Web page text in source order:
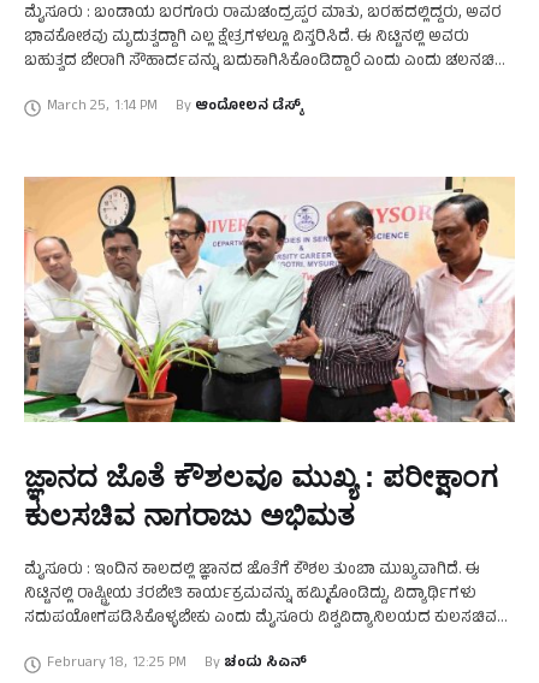
ಮೈಸೂರು : ಬಂಡಾಯ ಬರಗೂರು ರಾಮಚಂದ್ರಪ್ಪರ ಮಾತು, ಬರಹದಲ್ಲಿದ್ದರು, ಅವರ
ಭಾವಕೋಶವು ಮೃದುತ್ವದ್ದಾಗಿ ಎಲ್ಲ ಕ್ಷೇತ್ರಗಳಲ್ಲೂ ವಿಸ್ತರಿಸಿದೆ. ಈ ನಿಟ್ಟಿನಲ್ಲಿ ಅವರು
ಬಹುತ್ವದ ಬೇರಾಗಿ ಸೌಹಾರ್ದವನ್ನು ಬದುಕಾಗಿಸಿಕೊಂಡಿದ್ದಾರೆ ಎಂದು ಎಂದು ಚಲನಚಿತ್ರ
March 25, 1:14 PM By ಆಂದೋಲನ ಡೆಸ್ಕ್
ಜ್ಞಾನದ ಜೊತೆ ಕೌಶಲವೂ ಮುಖ್ಯ : ಪರೀಕ್ಷಾಂಗ
ಕುಲಸಚಿವ ನಾಗರಾಜು ಅಭಿಮತ
ಮೈಸೂರು : ಇಂದಿನ ಕಾಲದಲ್ಲಿ ಜ್ಞಾನದ ಜೊತೆಗೆ ಕೌಶಲ ತುಂಬಾ ಮುಖ್ಯವಾಗಿದೆ. ಈ
ನಿಟ್ಟಿನಲ್ಲಿ ರಾಷ್ಟ್ರೀಯ ತರಬೇತಿ ಕಾರ್ಯಕ್ರಮವನ್ನು ಹಮ್ಮಿಕೊಂಡಿದ್ದು, ವಿದ್ಯಾರ್ಥಿಗಳು
ಸದುಪಯೋಗಪಡಿಸಿಕೊಳ್ಳಬೇಕು ಎಂದು ಮೈಸೂರು ವಿಶ್ವವಿದ್ಯಾನಿಲಯದ ಕುಲಸಚಿವ
ವಿಶ್ವವಿದ್ಯಾನಿಲಯದ ರೇಷ್ಮೆ ಕೃಷಿ ವಿಜ್ಞಾನ …
February 18, 12:25 PM By ಚಂದು ಸಿಎನ್